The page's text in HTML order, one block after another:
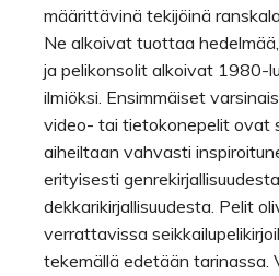
määrittävinä tekijöinä
Ne alkoivat tuottaa
ja pelikonsolit alkoivat 1980-
ilmiöksi. Ensimmäiset
video- tai tietokonepelit ovat
aiheiltaan vahvasti
erityisesti
dekkarikirjallisuudesta. Pelit
verrattavissa
tekemällä edetään tarinassa.